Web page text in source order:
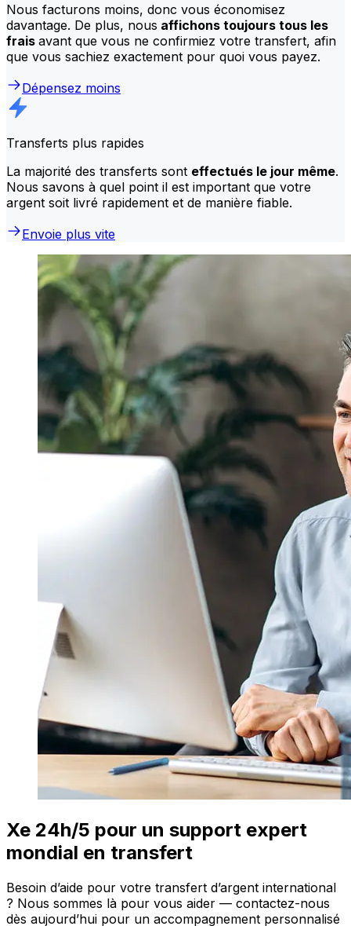
Nous facturons moins, donc vous économisez
davantage. De plus, nous affichons toujours tous les
frais avant que vous ne confirmiez votre transfert, afin
que vous sachiez exactement pour quoi vous payez.
Dépensez moins
Transferts plus rapides
La majorité des transferts sont effectués le jour même.
Nous savons à quel point il est important que votre
argent soit livré rapidement et de manière fiable.
Envoie plus vite
Xe 24h/5 pour un support expert
mondial en transfert
Besoin d’aide pour votre transfert d’argent international
? Nous sommes là pour vous aider — contactez-nous
dès aujourd’hui pour un accompagnement personnalisé